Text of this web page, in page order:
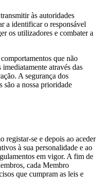
às autoridades
a identificar o responsável
os utilizadores e combater a
que não
através das
A segurança dos
são a nossa prioridade
registar-se e depois ao aceder
à sua personalidade e ao
em vigor. A fim de
cada Membro
que cumpram as leis e